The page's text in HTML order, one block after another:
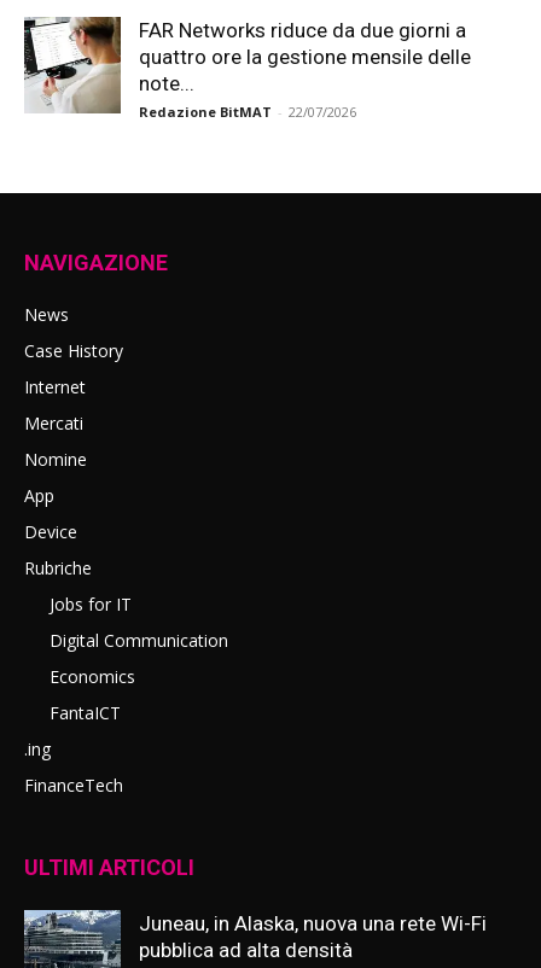
FAR Networks riduce da due giorni a
quattro ore la gestione mensile delle
note...
Redazione BitMAT - 22/07/2026
NAVIGAZIONE
News
Case History
Internet
Mercati
Nomine
App
Device
Rubriche
Jobs for IT
Digital Communication
Economics
FantaICT
.ing
FinanceTech
ULTIMI ARTICOLI
Juneau, in Alaska, nuova una rete Wi-Fi
pubblica ad alta densità